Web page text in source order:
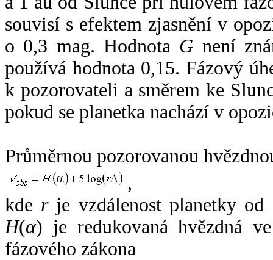
souvisí s efektem zjasnění v
o 0,3 mag. Hodnota G není
používá hodnota 0,15. Fázový
k pozorovateli a směrem ke
pokud se planetka nachází v
Průměrnou pozorovanou
,
kde rje vzdálenost planetky od
H(α) je redukovaná hvězdná
fázového zákona